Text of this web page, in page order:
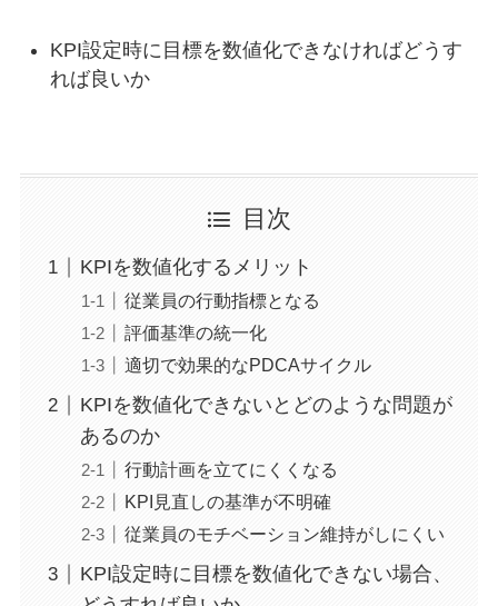
KPI設定時に目標を数値化できなければどうす
れば良いか
目次
KPIを数値化するメリット
従業員の行動指標となる
評価基準の統一化
適切で効果的なPDCAサイクル
KPIを数値化できないとどのような問題が
あるのか
行動計画を立てにくくなる
KPI見直しの基準が不明確
従業員のモチベーション維持がしにくい
KPI設定時に目標を数値化できない場合、